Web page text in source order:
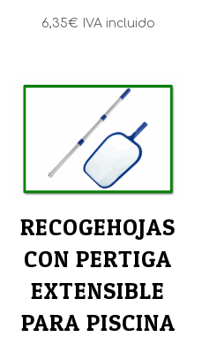
6,35€ IVA incluido
RECOGEHOJAS
CON PERTIGA
EXTENSIBLE
PARA PISCINA